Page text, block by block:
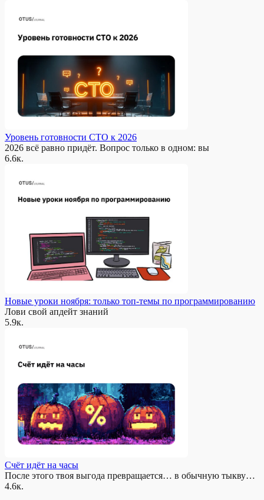
Уровень готовности CTO к 2026
2026 всё равно придёт. Вопрос только в одном: вы
6.6к.
Новые уроки ноября: только топ-темы по программированию
Лови свой апдейт знаний
5.9к.
Счёт идёт на часы
После этого твоя выгода превращается… в обычную тыкву…
4.6к.